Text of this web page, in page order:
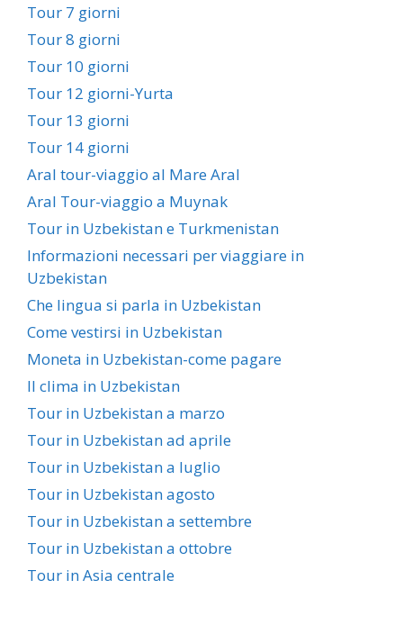
Tour 7 giorni
Tour 8 giorni
Tour 10 giorni
Tour 12 giorni-Yurta
Tour 13 giorni
Tour 14 giorni
Aral tour-viaggio al Mare Aral
Aral Tour-viaggio a Muynak
Tour in Uzbekistan e Turkmenistan
Informazioni necessari per viaggiare in
Uzbekistan
Che lingua si parla in Uzbekistan
Come vestirsi in Uzbekistan
Moneta in Uzbekistan-come pagare
Il clima in Uzbekistan
Tour in Uzbekistan a marzo
Tour in Uzbekistan ad aprile
Tour in Uzbekistan a luglio
Tour in Uzbekistan agosto
Tour in Uzbekistan a settembre
Tour in Uzbekistan a ottobre
Tour in Asia centrale